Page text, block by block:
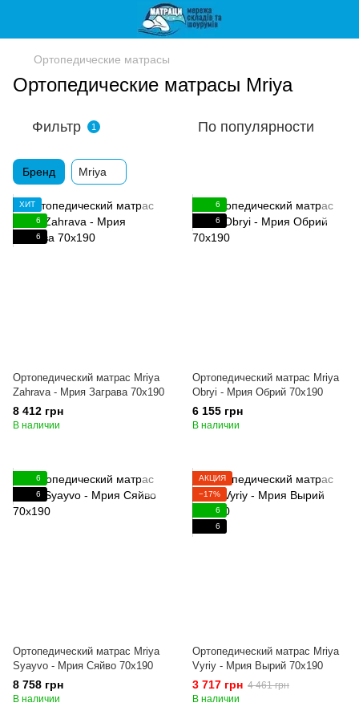
Ортопедические матрасы
Ортопедические матрасы Mriya
Фильтр 1 По популярности
Бренд Mriya
ХИТ
6
6
Ортопедический матрас Mriya
Zahrava - Мрия Заграва 70x190
8 412 грн
В наличии
6
6
Ортопедический матрас Mriya
Obryi - Мрия Обрий 70x190
6 155 грн
В наличии
6
6
Ортопедический матрас Mriya
Syayvo - Мрия Сяйво 70x190
8 758 грн
В наличии
АКЦИЯ
−17%
6
6
Ортопедический матрас Mriya
Vyriy - Мрия Вырий 70x190
3 717 грн 4 461 грн
В наличии